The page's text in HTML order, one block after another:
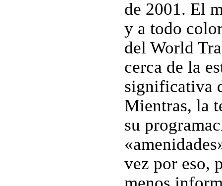
de 2001. El
y a todo
del World
cerca de la
significativa
Mientras, la
su
vez por eso,